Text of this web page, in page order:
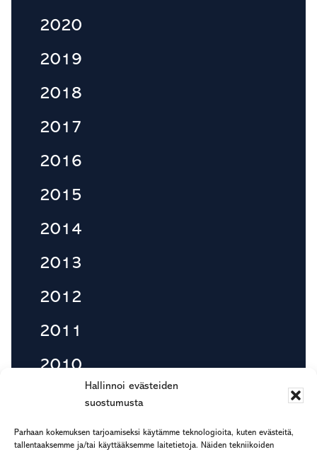
Hallinnoi evästeiden
suostumusta
Parhaan kokemuksen tarjoamiseksi käytämme teknologioita, kuten evästeitä,
tallentaaksemme ja/tai käyttääksemme laitetietoja. Näiden tekniikoiden
2020
2019
2018
2017
2016
2015
2014
2013
2012
2011
2010
Footer
etu.suku@rapp.fi